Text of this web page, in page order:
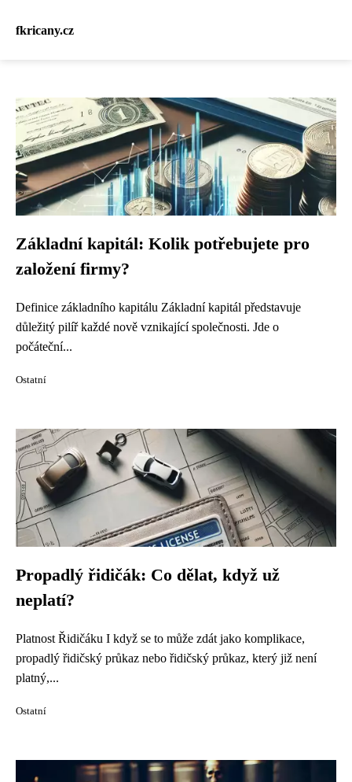
fkricany.cz
Základní kapitál: Kolik potřebujete pro
založení firmy?
Definice základního kapitálu Základní kapitál představuje
důležitý pilíř každé nově vznikající společnosti. Jde o
počáteční...
Ostatní
Propadlý řidičák: Co dělat, když už
neplatí?
Platnost Řidičáku I když se to může zdát jako komplikace,
propadlý řidičský průkaz nebo řidičský průkaz, který již není
platný,...
Ostatní